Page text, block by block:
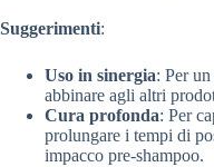
Suggerimenti:
Uso in sinergia: Per
abbinare agli altri
Cura profonda: Per
prolungare i tempi di
impacco pre-shampoo.